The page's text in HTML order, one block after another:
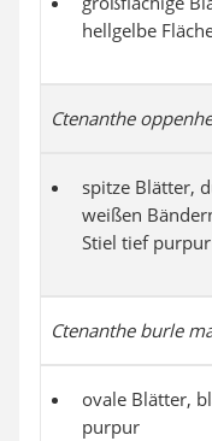
hellgelbe
Ctenanthe
spitze Blätter,
weißen
Stiel tief purpur
Ctenanthe burle
ovale Blätter,
purpur